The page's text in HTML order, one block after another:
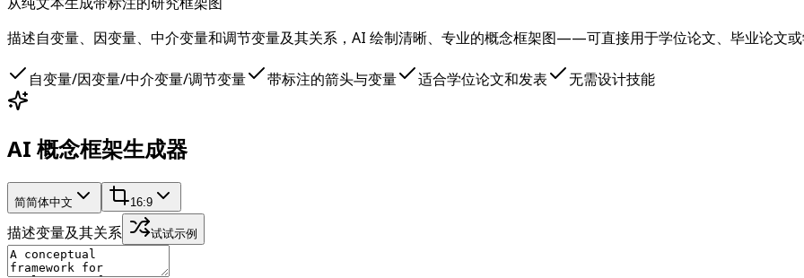
描述自变量、因变量、中介变量和调节变量及其关系，AI 绘制清晰、专业的概念框架图——可直接用于学位论文、毕业论文或
自变量/因变量/中介变量/调节变量 带标注的箭头与变量 适合学位论文和发表 无需设计技能
AI 概念框架生成器
简简体中文 16:9
描述变量及其关系 试试示例